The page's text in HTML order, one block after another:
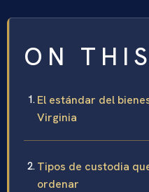
ON
El estándar del
Virginia
Tipos de custodia
ordenar